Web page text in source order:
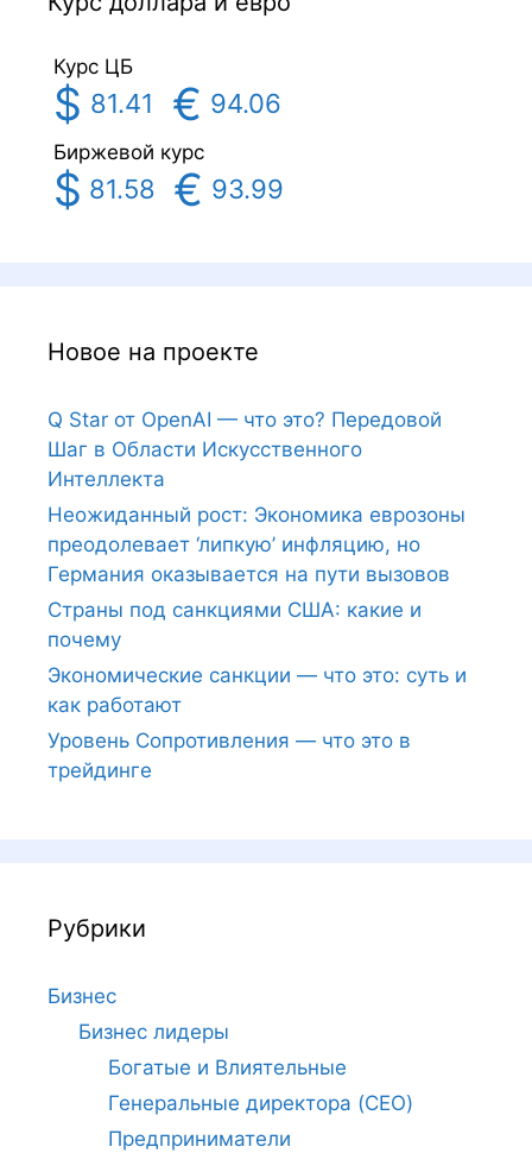
Курс ЦБ
$ 81.41 € 94.06
Биржевой курс
$ 81.58 € 93.99
Новое на проекте
Q Star от OpenAI — что это? Передовой
Шаг в Области Искусственного
Интеллекта
Неожиданный рост: Экономика еврозоны
преодолевает ‘липкую’ инфляцию, но
Германия оказывается на пути вызовов
Страны под санкциями США: какие и
почему
Экономические санкции — что это: суть и
как работают
Уровень Сопротивления — что это в
трейдинге
Рубрики
Бизнес
Бизнес лидеры
Богатые и Влиятельные
Генеральные директора (CEO)
Предприниматели